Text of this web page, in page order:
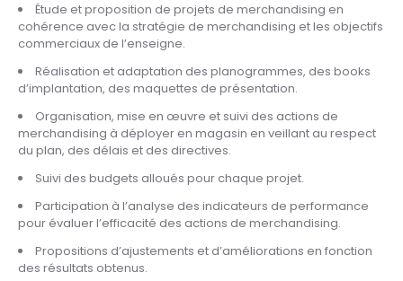
Étude et proposition de projets de merchandising en
cohérence avec la stratégie de merchandising et les objectifs
commerciaux de l’enseigne.
Réalisation et adaptation des planogrammes, des books
d’implantation, des maquettes de présentation.
Organisation, mise en œuvre et suivi des actions de
merchandising à déployer en magasin en veillant au respect
du plan, des délais et des directives.
Suivi des budgets alloués pour chaque projet.
Participation à l’analyse des indicateurs de performance
pour évaluer l’efficacité des actions de merchandising.
Propositions d’ajustements et d’améliorations en fonction
des résultats obtenus.